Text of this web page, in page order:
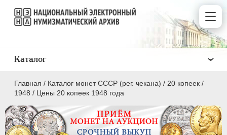
Главная / Каталог монет СССР (рег. чекана) / 20 копеек /
1948 / Цены 20 копеек 1948 года
Каталог